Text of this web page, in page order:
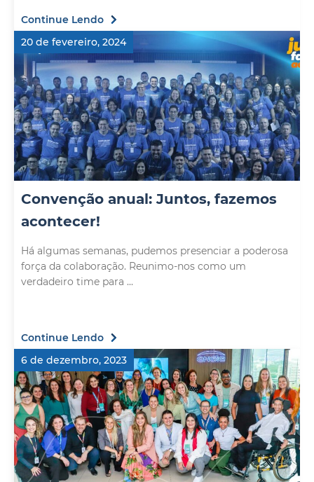
Continue Lendo
20 de fevereiro, 2024
Convenção anual: Juntos, fazemos
acontecer!
Há algumas semanas, pudemos presenciar a poderosa
força da colaboração. Reunimo-nos como um
verdadeiro time para ...
Continue Lendo
6 de dezembro, 2023